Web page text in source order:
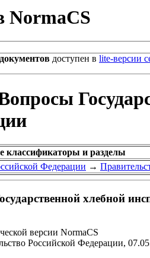
NormaCS
доступен в lite-версии
классификаторы и разделы
Федерации →
хлебной
версии NormaCS
Российской Федерации,